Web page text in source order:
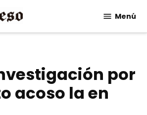
Menú
por
acoso la en